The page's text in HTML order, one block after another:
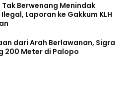
Tak Berwenang Menindak
Laporan ke Gakkum KLH
dari Arah Berlawanan, Sigra
200 Meter di Palopo